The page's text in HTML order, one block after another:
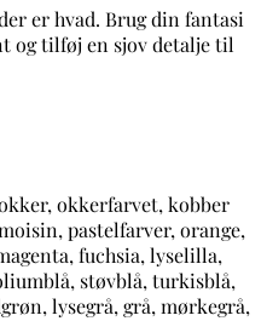
er hvad. Brug din fantasi
og tilføj en sjov detalje til
okkerfarvet, kobber
pastelfarver, orange,
fuchsia, lyselilla,
støvblå, turkisblå,
lysegrå, grå, mørkegrå,